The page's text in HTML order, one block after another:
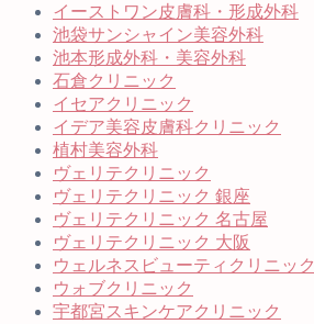
イーストワン皮膚科・形成外科
池袋サンシャイン美容外科
池本形成外科・美容外科
石倉クリニック
イセアクリニック
イデア美容皮膚科クリニック
植村美容外科
ヴェリテクリニック
ヴェリテクリニック 銀座
ヴェリテクリニック 名古屋
ヴェリテクリニック 大阪
ウェルネスビューティクリニック
ウォブクリニック
宇都宮スキンケアクリニック